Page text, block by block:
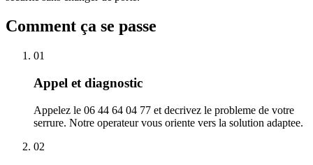
Comment ça se passe
01
Appel et diagnostic
Appelez le 06 44 64 04 77 et decrivez le probleme de votre
serrure. Notre operateur vous oriente vers la solution adaptee.
02